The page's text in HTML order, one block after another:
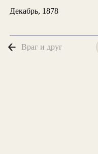
Декабрь, 1878
Враг и друг